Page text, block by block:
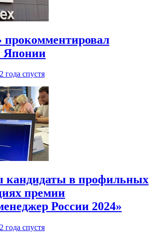
прокомментировал
Японии
2 года спустя
кандидаты в профильных
премии
России 2024»
2 года спустя